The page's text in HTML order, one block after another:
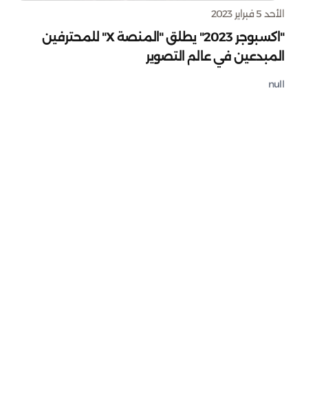
الأحد 5 فبراير 2023
"اكسبوجر 2023" يطلق "المنصة X" للمحترفين
المبدعين في عالم التصوير
null